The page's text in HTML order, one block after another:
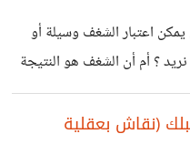
نستطيع أن نغير مستقبل شخص
اعتبار الشغف وسيلة أو
نريد ؟ أم أن الشغف هو النتيجة
؟ ما رأيكم ؟
(نقاش بعقلية